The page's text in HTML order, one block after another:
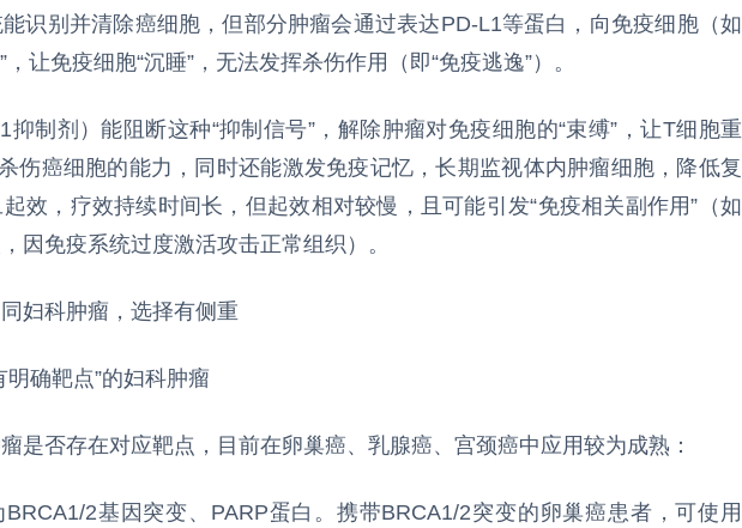
识别并清除癌细胞，但部分肿瘤会通过表达PD-L1等蛋白，向免疫细胞（如
让免疫细胞“沉睡”，无法发挥杀伤作用（即“免疫逃逸”）。
抑制剂）能阻断这种“抑制信号”，解除肿瘤对免疫细胞的“束缚”，让T细胞重
伤癌细胞的能力，同时还能激发免疫记忆，长期监视体内肿瘤细胞，降低复
效，疗效持续时间长，但起效相对较慢，且可能引发“免疫相关副作用”（如
因免疫系统过度激活攻击正常组织）。
妇科肿瘤，选择有侧重
明确靶点”的妇科肿瘤
是否存在对应靶点，目前在卵巢癌、乳腺癌、宫颈癌中应用较为成熟：
2基因突变、PARP蛋白。携带BRCA1/2突变的卵巢癌患者，可使用